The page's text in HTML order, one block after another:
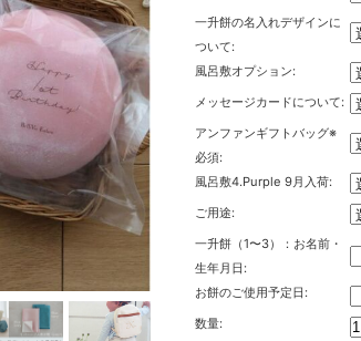
一升餅の名入れデザインに
ついて:
風呂敷オプション:
メッセージカードについて:
アンファンギフトバッグ※
必須:
風呂敷4.Purple 9月入荷:
ご用途:
一升餅（1〜3）：お名前・
生年月日:
お餅のご使用予定日:
数量: